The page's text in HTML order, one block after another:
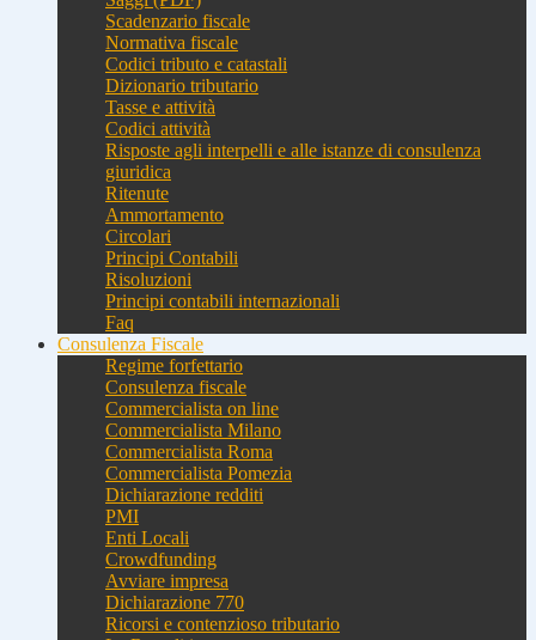
Scadenzario fiscale
Normativa fiscale
Codici tributo e catastali
Dizionario tributario
Tasse e attività
Codici attività
Risposte agli interpelli e alle istanze di consulenza
giuridica
Ritenute
Ammortamento
Circolari
Principi Contabili
Risoluzioni
Principi contabili internazionali
Faq
Consulenza Fiscale
Regime forfettario
Consulenza fiscale
Commercialista on line
Commercialista Milano
Commercialista Roma
Commercialista Pomezia
Dichiarazione redditi
PMI
Enti Locali
Crowdfunding
Avviare impresa
Dichiarazione 770
Ricorsi e contenzioso tributario